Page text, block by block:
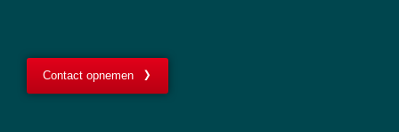
Contact opnemen